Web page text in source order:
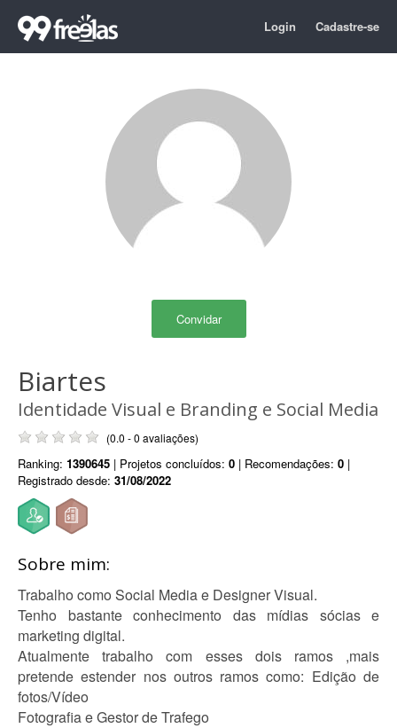
Login Cadastre-se
Convidar
Biartes
Identidade Visual e Branding e Social Media
(0.0 - 0 avaliações)
Ranking: 1390645 | Projetos concluídos: 0 | Recomendações: 0 |
Registrado desde: 31/08/2022
Sobre mim:
Trabalho como Social Media e Designer Visual.
Tenho bastante conhecimento das mídias sócias e
marketing digital.
Atualmente trabalho com esses dois ramos ,mais
pretende estender nos outros ramos como: Edição de
fotos/Vídeo
Fotografia e Gestor de Trafego